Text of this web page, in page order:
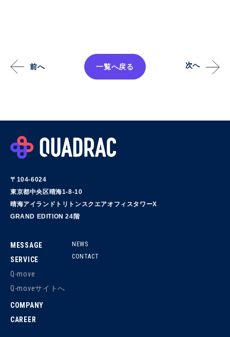
前へ 一覧へ戻る 次へ
〒104-6024
東京都中央区晴海1-8-10
晴海アイランドトリトンスクエアオフィスタワーX
GRAND EDITION 24階
MESSAGE
SERVICE
Q-move
Q-moveサイトへ
COMPANY
CAREER
NEWS
CONTACT